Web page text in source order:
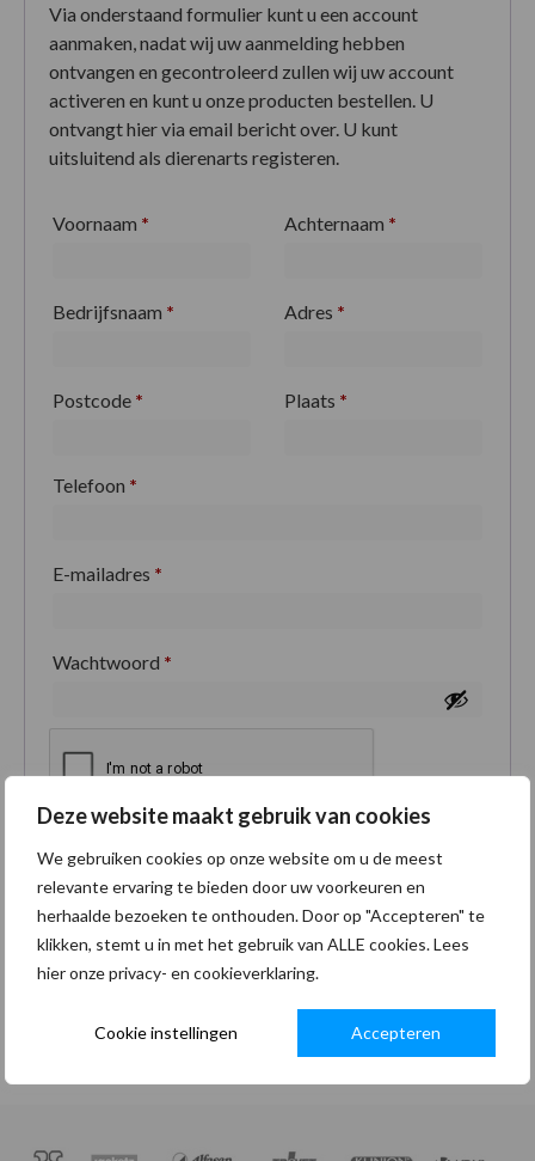
Deze website maakt gebruik van cookies
We gebruiken cookies op onze website om u de meest
relevante ervaring te bieden door uw voorkeuren en
herhaalde bezoeken te onthouden. Door op "Accepteren" te
klikken, stemt u in met het gebruik van ALLE cookies. Lees
hier onze privacy- en cookieverklaring.
Cookie instellingen Accepteren
Via onderstaand formulier kunt u een account
aanmaken, nadat wij uw aanmelding hebben
ontvangen en gecontroleerd zullen wij uw account
activeren en kunt u onze producten bestellen. U
ontvangt hier via email bericht over. U kunt
uitsluitend als dierenarts registeren.
Voornaam * Achternaam *
Bedrijfsnaam * Adres *
Postcode * Plaats *
Telefoon *
E-mailadres *
Wachtwoord *
Je persoonlijke gegevens worden gebruikt om je
ervaring op deze site te ondersteunen, om toegang
tot je account te beheren en voor andere doeleinden
zoals omschreven in onzeprivacybeleid.